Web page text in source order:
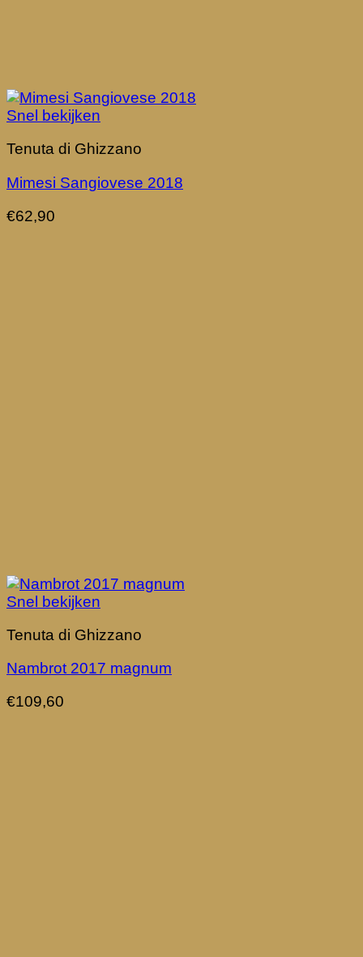
Snel bekijken
Tenuta di Ghizzano
Mimesi Sangiovese 2018
€62,90
Snel bekijken
Tenuta di Ghizzano
Nambrot 2017 magnum
€109,60